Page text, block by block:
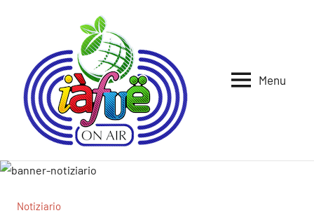
Iafue
Menu
Notiziario